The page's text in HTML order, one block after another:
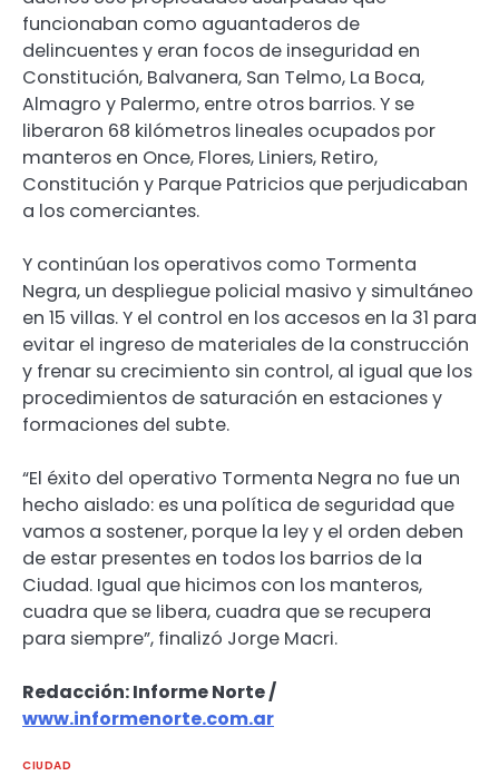
funcionaban como aguantaderos de
delincuentes y eran focos de inseguridad en
Constitución, Balvanera, San Telmo, La Boca,
Almagro y Palermo, entre otros barrios. Y se
liberaron 68 kilómetros lineales ocupados por
manteros en Once, Flores, Liniers, Retiro,
Constitución y Parque Patricios que perjudicaban
a los comerciantes.
Y continúan los operativos como Tormenta
Negra, un despliegue policial masivo y simultáneo
en 15 villas. Y el control en los accesos en la 31 para
evitar el ingreso de materiales de la construcción
y frenar su crecimiento sin control, al igual que los
procedimientos de saturación en estaciones y
formaciones del subte.
“El éxito del operativo Tormenta Negra no fue un
hecho aislado: es una política de seguridad que
vamos a sostener, porque la ley y el orden deben
de estar presentes en todos los barrios de la
Ciudad. Igual que hicimos con los manteros,
cuadra que se libera, cuadra que se recupera
para siempre”, finalizó Jorge Macri.
Redacción: Informe Norte /
www.informenorte.com.ar
CIUDAD